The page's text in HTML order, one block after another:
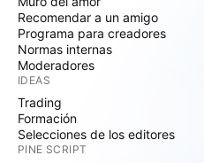
Recomendar a un amigo
Programa para creadores
Normas internas
Moderadores
IDEAS
Trading
Formación
Selecciones de los editores
PINE SCRIPT